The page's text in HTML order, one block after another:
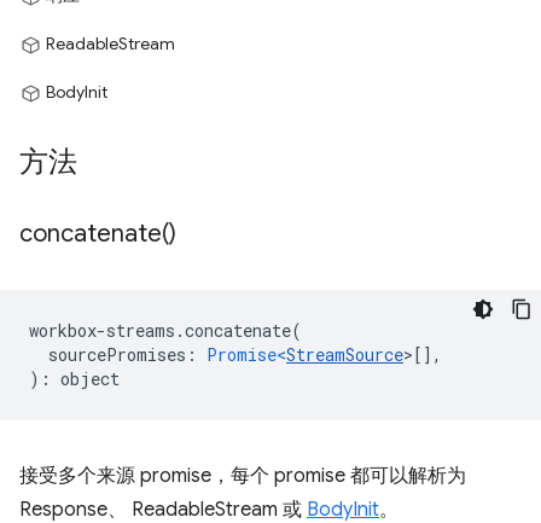
ReadableStream
BodyInit
方法
concatenate()
workbox-streams .concatenate(
sourcePromises : Promise<StreamSource>[],
) : object
接受多个来源 promise，每个 promise 都可以解析为
Response、 ReadableStream 或 BodyInit。